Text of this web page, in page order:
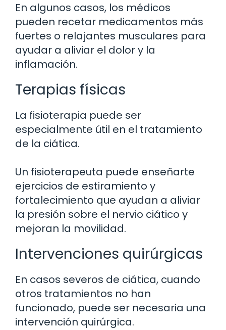
En algunos casos, los médicos
pueden recetar medicamentos más
fuertes o relajantes musculares para
ayudar a aliviar el dolor y la
inflamación.
Terapias físicas
La fisioterapia puede ser
especialmente útil en el tratamiento
de la ciática.
Un fisioterapeuta puede enseñarte
ejercicios de estiramiento y
fortalecimiento que ayudan a aliviar
la presión sobre el nervio ciático y
mejoran la movilidad.
Intervenciones quirúrgicas
En casos severos de ciática, cuando
otros tratamientos no han
funcionado, puede ser necesaria una
intervención quirúrgica.